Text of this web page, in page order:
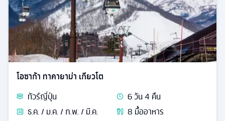
โอซาก้า ทาคายาม่า เกียวโต
ทัวร์ญี่ปุ่น 6วัน4 คืน
ธ.ค. / ม.ค. / ก.พ. / มี.ค.
8 มื้ออาหาร